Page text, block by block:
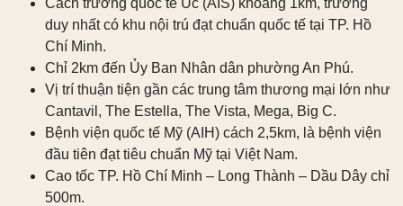
Cách trường quốc tế Úc (AIS) khoảng 1km, trường
duy nhất có khu nội trú đạt chuẩn quốc tế tại TP. Hồ
Chí Minh.
Chỉ 2km đến Ủy Ban Nhân dân phường An Phú.
Vị trí thuận tiện gần các trung tâm thương mại lớn như
Cantavil, The Estella, The Vista, Mega, Big C.
Bệnh viện quốc tế Mỹ (AIH) cách 2,5km, là bệnh viện
đầu tiên đạt tiêu chuẩn Mỹ tại Việt Nam.
Cao tốc TP. Hồ Chí Minh – Long Thành – Dầu Dây chỉ
500m.